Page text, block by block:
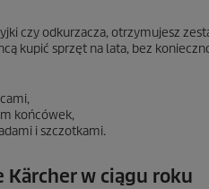
czy odkurzacza, otrzymujesz
kupić sprzęt na lata, bez
końcówek,
i szczotkami.
w ciągu roku